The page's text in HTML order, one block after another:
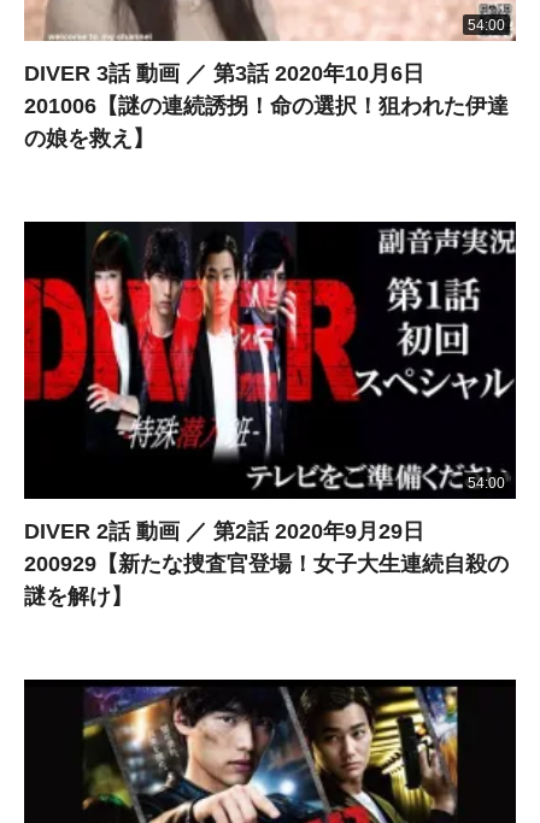
54:00
DIVER 3話 動画 ／ 第3話 2020年10月6日
201006【謎の連続誘拐！命の選択！狙われた伊達
の娘を救え】
54:00
DIVER 2話 動画 ／ 第2話 2020年9月29日
200929【新たな捜査官登場！女子大生連続自殺の
謎を解け】